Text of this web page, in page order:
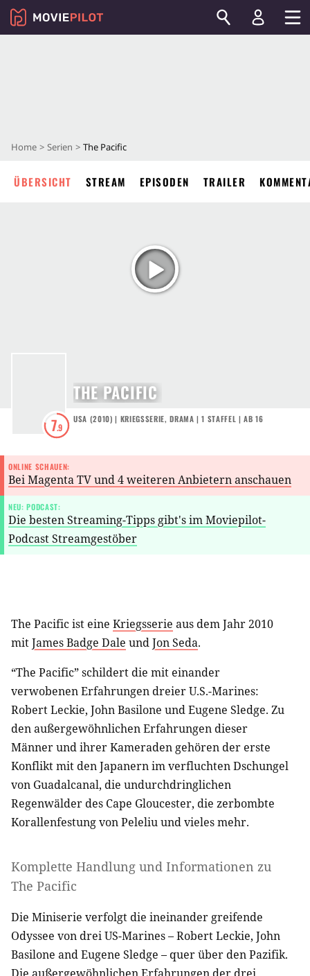
Home Serien The Pacific
ÜBERSICHT STREAM EPISODEN TRAILER
7.9
THE PACIFIC
USA (2010) | KRIEGSSERIE,DRAMA |1 STAFFEL |AB 16
ONLINE SCHAUEN:
Bei Magenta TV und 4 weiteren Anbietern anschauen
NEU: PODCAST:
Die besten Streaming-Tipps gibt's im Moviepilot-
Podcast Streamgestöber
The Pacific ist eine Kriegsserie aus dem Jahr 2010
mitJames Badge Dale undJon Seda.
“The Pacific” schildert die mit einander
verwobenen Erfahrungen dreier U.S.-Marines:
Robert Leckie, John Basilone und Eugene Sledge. Zu
den außergewöhnlichen Erfahrungen dieser
Männer und ihrer Kameraden gehören der erste
Konflikt mit den Japanern im verfluchten Dschungel
von Guadalcanal, die undurchdringlichen
Regenwälder des Cape Gloucester, die zerbombte
Korallenfestung von Peleliu und vieles mehr.
Komplette Handlung und Informationen zu
The Pacific
Die Miniserie verfolgt die ineinander greifende
Odyssee von drei US-Marines – Robert Leckie, John
Basilone and Eugene Sledge – quer über den Pazifik.
Die außergewöhnlichen Erfahrungen der drei